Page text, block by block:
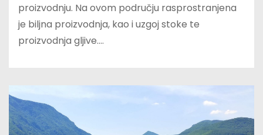
proizvodnju. Na ovom području rasprostranjena
je biljna proizvodnja, kao i uzgoj stoke te
proizvodnja gljive.…